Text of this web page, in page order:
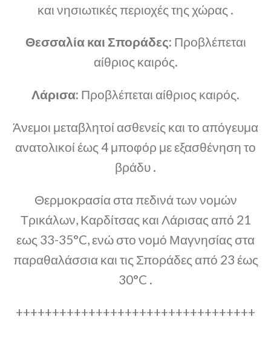
και νησιωτικές περιοχές της χώρας .
Θεσσαλία και Σποράδες: Προβλέπεται
αίθριος καιρός.
Λάρισα: Προβλέπεται αίθριος καιρός.
Άνεμοι μεταβλητοί ασθενείς και το απόγευμα
ανατολικοί έως 4 μποφόρ με εξασθένηση το
βράδυ .
Θερμοκρασία στα πεδινά των νομών
Τρικάλων, Καρδίτσας και Λάρισας από 21
εως 33-35°C, ενώ στο νομό Μαγνησίας στα
παραθαλάσσια και τις Σποράδες από 23 έως
30°C .
+++++++++++++++++++++++++++++++++